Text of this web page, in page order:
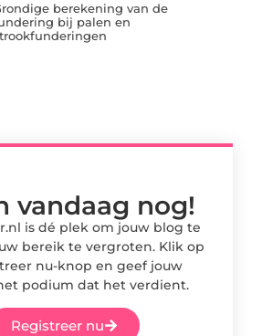
berekening van de
bij palen en
vandaag nog!
is dé plek om jouw blog te
bereik te vergroten. Klik op
nu-knop en geef jouw
podium dat het verdient.
Registreer nu